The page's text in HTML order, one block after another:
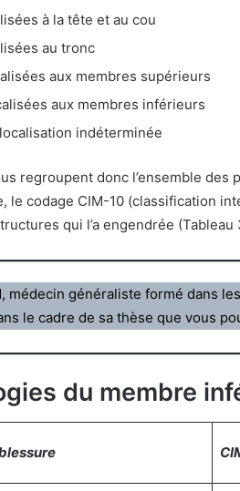
à la tête et au cou
au tronc
aux membres supérieurs
aux membres inférieurs
indéterminée
regroupent donc l’ensemble
le codage CIM-10 (classification
qui l’a engendrée (Tableau
médecin généraliste formé dans
le cadre de sa thèse que vous
du membre